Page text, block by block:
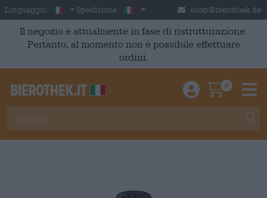
Skip to main content
Linguaggio: Italian
Spedizione: Italia shop@bierothek.de
Il negozio è attualmente in fase di ristrutturazione.
Pertanto, al momento non è possibile effettuare
ordini.
Einloggen /
0